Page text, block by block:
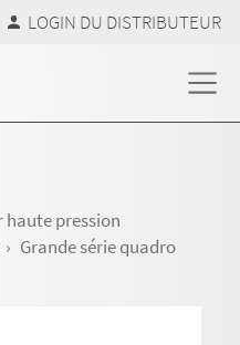
LOGIN DU DISTRIBUTEUR
haute pression
Grande série quadro